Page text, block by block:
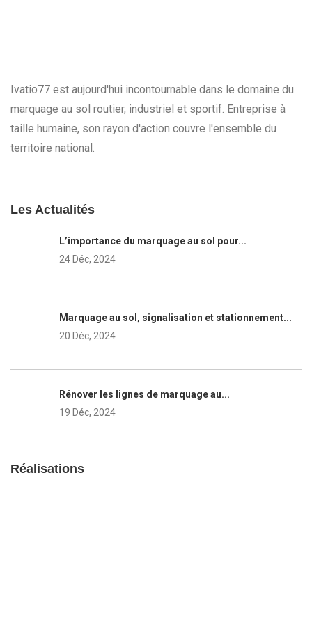
Ivatio77 est aujourd'hui incontournable dans le domaine du
marquage au sol routier, industriel et sportif. Entreprise à
taille humaine, son rayon d'action couvre l'ensemble du
territoire national.
Les Actualités
L’importance du marquage au sol pour...
24 Déc, 2024
Marquage au sol, signalisation et stationnement...
20 Déc, 2024
Rénover les lignes de marquage au...
19 Déc, 2024
Réalisations